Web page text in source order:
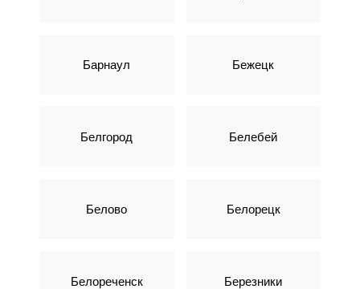
Барнаул Бежецк
Белгород Белебей
Белово Белорецк
Белореченск Березники